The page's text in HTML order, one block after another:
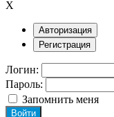
X
Авторизация
Регистрация
Логин:
Пароль:
Запомнить меня